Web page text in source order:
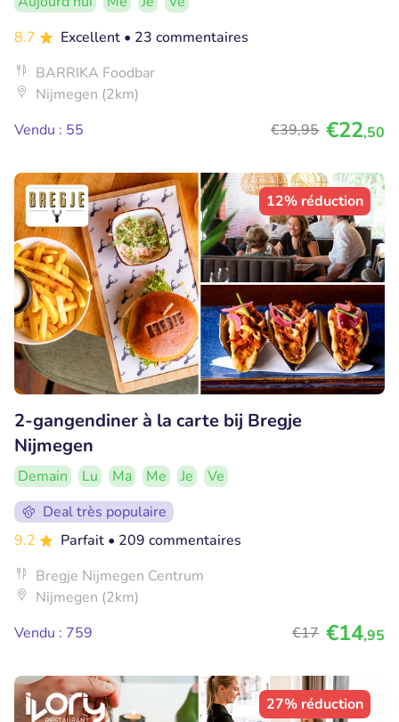
8.7
Excellent • 23 commentaires
BARRIKA Foodbar
Nijmegen (2km)
Vendu : 55
€39,95 €22,50
12% réduction
2-gangendiner à la carte bij Bregje
Nijmegen
Demain Lu Ma Me Je
Ve
Deal très populaire
9.2
Parfait • 209 commentaires
Bregje Nijmegen Centrum
Nijmegen (2km)
Vendu : 759
€17 €14,95
27% réduction